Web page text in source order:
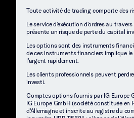
Toute activité de trading comporte des
Le service d'exécution d'ordres au
présente un risque de perte du capital
Les options sont des instruments
de ces instruments financiers implique le
l'argent rapidement.
Les clients professionnels peuvent
investi.
Comptes options fournis par IG Europe
IG Europe GmbH (société constituée en
d'Allemagne et inscrite au registre du